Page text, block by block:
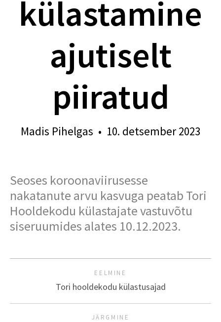
külastamine
ajutiselt
piiratud
Madis Pihelgas • 10. detsember 2023
Seoses koroonaviirusesse
nakatanute arvu kasvuga peatab Tori
Hooldekodu külastajate vastuvõtu
siseruumides alates 10.12.2023.
EELMINE
Tori hooldekodu külastusajad
JÄRGMINE